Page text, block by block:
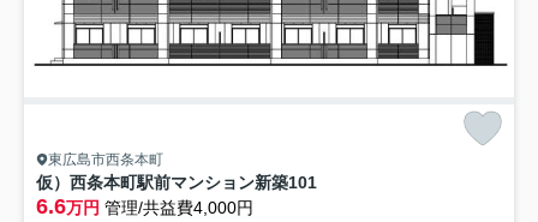
東広島市西条本町
仮）西条本町駅前マンション新築101
6.6万円 管理/共益費4,000円